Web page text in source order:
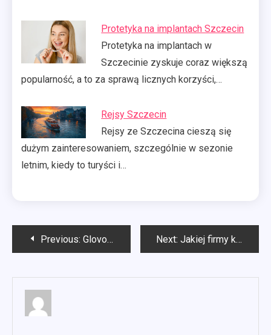
Protetyka na implantach Szczecin
Protetyka na implantach w
Szczecinie zyskuje coraz większą
popularność, a to za sprawą licznych korzyści,…
Rejsy Szczecin
Rejsy ze Szczecina cieszą się
dużym zainteresowaniem, szczególnie w sezonie
letnim, kiedy to turyści i…
Nawigacja
Previous: Glovo praca Next: Jakiej firmy kompresor do warsztatu?